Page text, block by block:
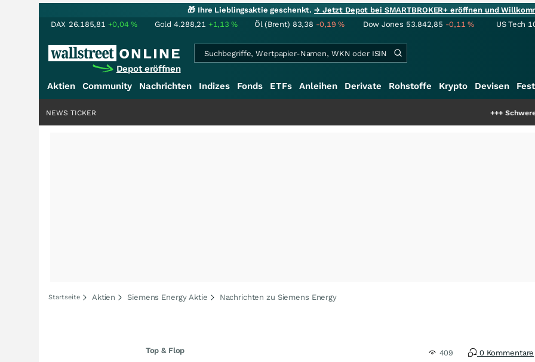
🎁 Ihre Lieblingsaktie geschenkt.→ Jetzt Depot bei SMARTBROKER+ eröffnen und
DAX 26.185,81 +0,04% Gold 4.288,21 +1,13% Öl (Brent) 83,38 -0,19% Dow Jones 53.842,85 -0,11% US Tech
Depot eröffnen
Aktien Community Nachrichten Indizes Fonds ETFs Anleihen Derivate Rohstoffe Krypto Devisen
Schwere Seltene Erden:
NEWS TICKER
Startseite Aktien Siemens Energy Aktie Nachrichten zu Siemens Energy
Top & Flop 409 0 Kommentare